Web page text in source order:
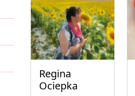
Regina
Ociepka